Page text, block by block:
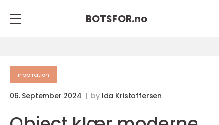
BOTSFOR.no
inspiration
06. September 2024 by Ida Kristoffersen